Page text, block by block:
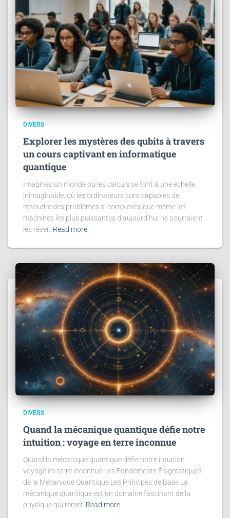
DIVERS
Explorer les mystères des qubits à travers
un cours captivant en informatique
quantique
Imaginez un monde où les calculs se font à une échelle
inimaginable, où les ordinateurs sont capables de
résoudre des problèmes si complexes que même les
machines les plus puissantes d’aujourd’hui ne pourraient
les rêver. Read more
DIVERS
Quand la mécanique quantique défie notre
intuition : voyage en terre inconnue
Quand la mécanique quantique défie notre intuition :
voyage en terre inconnue Les Fondements Énigmatiques
de la Mécanique Quantique Les Principes de Base La
mécanique quantique est un domaine fascinant de la
physique qui remet Read more